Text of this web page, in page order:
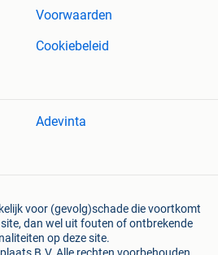
Voorwaarden
Cookiebeleid
Adevinta
voor (gevolg)schade die voortkomt
dan wel uit fouten of ontbrekende
op deze site.